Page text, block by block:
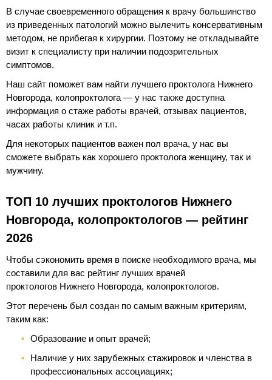
В случае своевременного обращения к врачу большинство
из приведенных патологий можно вылечить консервативным
методом, не прибегая к хирургии. Поэтому не откладывайте
визит к специалисту при наличии подозрительных
симптомов.
Наш сайт поможет вам найти лучшего проктолога Нижнего
Новгорода, колопроктолога — у нас также доступна
информация о стаже работы врачей, отзывах пациентов,
часах работы клиник и т.п.
Для некоторых пациентов важен пол врача, у нас вы
сможете выбрать как хорошего проктолога женщину, так и
мужчину.
ТОП 10 лучших проктологов Нижнего
Новгорода, колопроктологов — рейтинг
2026
Чтобы сэкономить время в поиске необходимого врача, мы
составили для вас рейтинг лучших врачей
проктологов Нижнего Новгорода, колопроктологов.
Этот перечень был создан по самым важным критериям,
таким как:
Образование и опыт врачей;
Наличие у них зарубежных стажировок и членства в
профессиональных ассоциациях;